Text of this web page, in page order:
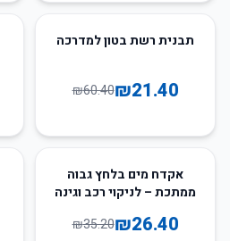
65%תבנית רשת בטון למדרכה
₪21.40
₪60.40
25אקדח מים בלחץ גבוה
ממתכת – לניקוי רכב וגינה
₪26.40
₪35.20